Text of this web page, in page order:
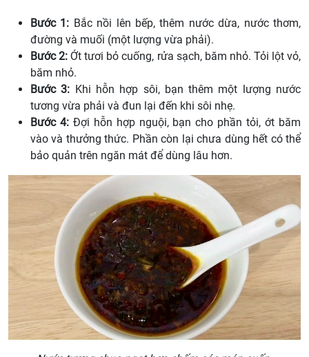
Bước 1: Bắc nồi lên bếp, thêm nước dừa, nước thơm,
đường và muối (một lượng vừa phải).
Bước 2: Ớt tươi bỏ cuống, rửa sạch, băm nhỏ. Tỏi lột vỏ,
băm nhỏ.
Bước 3: Khi hỗn hợp sôi, bạn thêm một lượng nước
tương vừa phải và đun lại đến khi sôi nhẹ.
Bước 4: Đợi hỗn hợp nguội, bạn cho phần tỏi, ớt băm
vào và thưởng thức. Phần còn lại chưa dùng hết có thể
bảo quản trên ngăn mát để dùng lâu hơn.